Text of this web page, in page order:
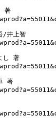
著
/井上智
し 著
著